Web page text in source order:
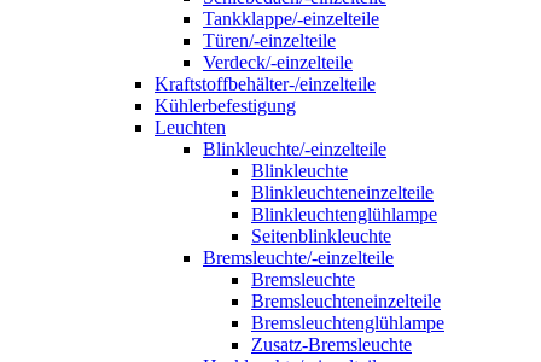
Tankklappe/-einzelteile
Türen/-einzelteile
Verdeck/-einzelteile
Kraftstoffbehälter-/einzelteile
Kühlerbefestigung
Leuchten
Blinkleuchte/-einzelteile
Blinkleuchte
Blinkleuchteneinzelteile
Blinkleuchtenglühlampe
Seitenblinkleuchte
Bremsleuchte/-einzelteile
Bremsleuchte
Bremsleuchteneinzelteile
Bremsleuchtenglühlampe
Zusatz-Bremsleuchte